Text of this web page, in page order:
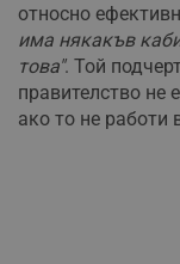
относно
има някакъв
това". Той
правителство не
ако то не работи